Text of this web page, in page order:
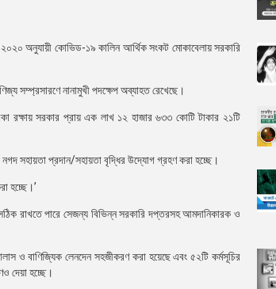
২০২০ অনুযায়ী কোভিড-১৯ কালিন আর্থিক সংকট মোকাবেলায় সরকারি
সম্প্রসারণে নানামুখী পদক্ষেপ অব্যাহত রেখেছে।
রক্ষায় সরকার প্রায় এক লাখ ১২ হাজার ৬৩৩ কোটি টাকার ২১টি
সহায়তা প্রদান/সহায়তা বৃদ্ধির উদ্যোগ গ্রহণ করা হচ্ছে।
হচ্ছে।’
রাখতে পারে সেজন্য বিভিন্ন সরকারি দপ্তরসহ আমদানিকারক ও
ও বাণিজ্যিক লেনদেন সহজীকরণ করা হয়েছে এবং ৫২টি কর্মসূচির
দেয়া হচ্ছে।